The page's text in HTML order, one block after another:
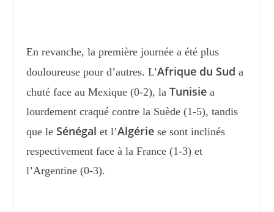
En revanche, la première journée a été plus
douloureuse pour d’autres. L’Afrique du Sud a
chuté face au Mexique (0-2), la Tunisiea
lourdement craqué contre la Suède (1-5), tandis
que le Sénégal et l’Algériese sont inclinés
respectivement face à la France (1-3) et
l’Argentine (0-3).